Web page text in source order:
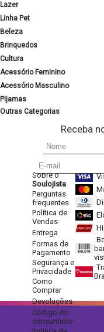
Lazer
Linha Pet
Beleza
Brinquedos
Cultura
Acessório Feminino
Acessório Masculino
Pijamas
Outras Categorias
Receba
Sobre o
Soulojista
Perguntas
frequentes
Política de
Vendas
Entrega
Formas de
Pagamento
Segurança e
Privacidade
Como
Comprar
Devoluções
Código do
consumidor